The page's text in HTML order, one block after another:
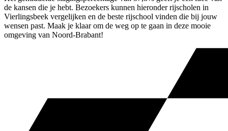
de kansen die je hebt. Bezoekers kunnen hieronder rijscholen in
Vierlingsbeek vergelijken en de beste rijschool vinden die bij jouw
wensen past. Maak je klaar om de weg op te gaan in deze mooie
omgeving van Noord-Brabant!